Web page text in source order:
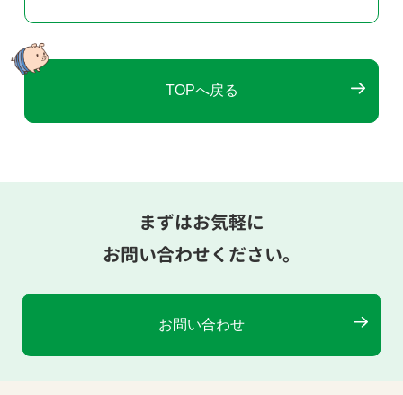
TOPへ戻る
まずはお気軽に
お問い合わせください。
お問い合わせ